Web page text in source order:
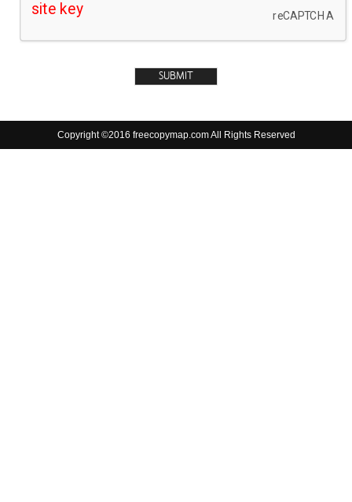
Copyright ©2016 freecopymap.com All Rights Reserved